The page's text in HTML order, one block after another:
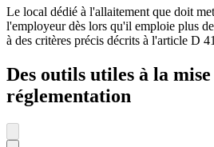
Le local dédié à l'allaitement que doit
l'employeur dès lors qu'il emploie plus
à des critères précis décrits à l'article D
Des outils utiles à la
réglementation